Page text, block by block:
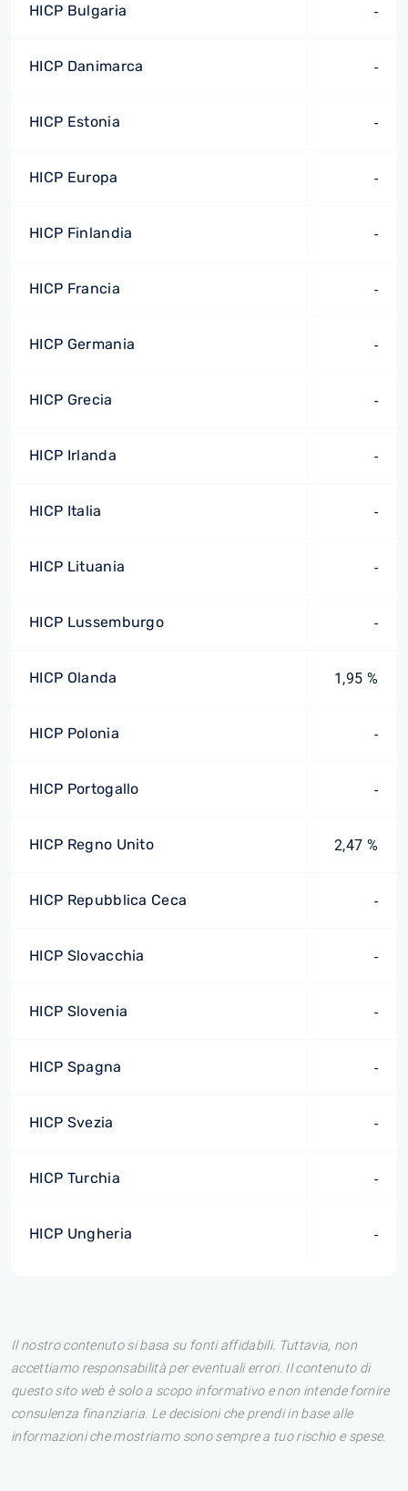
HICP Bulgaria -
HICP Danimarca -
HICP Estonia -
HICP Europa -
HICP Finlandia -
HICP Francia -
HICP Germania -
HICP Grecia -
HICP Irlanda -
HICP Italia -
HICP Lituania -
HICP Lussemburgo -
HICP Olanda 1,95 %
HICP Polonia -
HICP Portogallo -
HICP Regno Unito 2,47 %
HICP Repubblica Ceca -
HICP Slovacchia -
HICP Slovenia -
HICP Spagna -
HICP Svezia -
HICP Turchia -
HICP Ungheria -
Il nostro contenuto si basa su fonti affidabili. Tuttavia, non
accettiamo responsabilità per eventuali errori. Il contenuto di
questo sito web è solo a scopo informativo e non intende fornire
consulenza finanziaria. Le decisioni che prendi in base alle
informazioni che mostriamo sono sempre a tuo rischio e spese.